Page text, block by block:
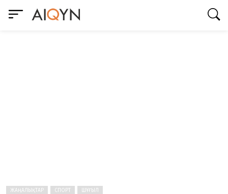
ЖАҢАЛЫҚТАР СПОРТ ШҰҒЫЛ